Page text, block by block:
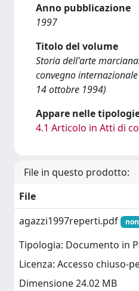
Anno pubblicazione
1997
Titolo del volume
Storia dell'arte
convegno
14 ottobre 1994)
Appare nelle
4.1 Articolo in Atti di
File in questo prodotto:
File
agazzi1997reperti.pdf
Tipologia: Documento in
Licenza: Accesso chiuso-
Dimensione 24.02 MB